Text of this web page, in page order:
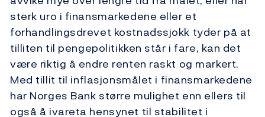
sterk uro i finansmarkedene eller et
forhandlingsdrevet kostnadssjokk tyder på at
tilliten til pengepolitikken står i fare, kan det
være riktig å endre renten raskt og markert.
Med tillit til inflasjonsmålet i finansmarkedene
har Norges Bank større mulighet enn ellers til
også å ivareta hensynet til stabilitet i